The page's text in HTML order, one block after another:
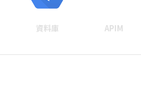
資料庫 APIM